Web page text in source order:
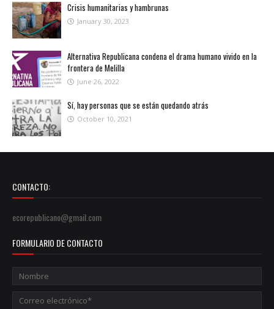
Crisis humanitarias y hambrunas
January 30, 2023
Alternativa Republicana condena el drama humano vivido en la
frontera de Melilla
June 26, 2022
Sí, hay personas que se están quedando atrás
October 10, 2021
CONTACTO:
ecorepublicano@gmail.com
FORMULARIO DE CONTACTO